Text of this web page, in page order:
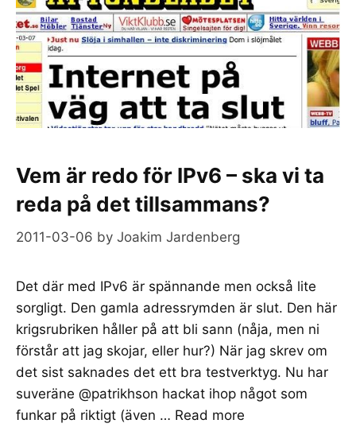
Vem är redo för IPv6 – ska vi ta
reda på det tillsammans?
2011-03-06 by Joakim Jardenberg
Det där med IPv6 är spännande men också lite
sorgligt. Den gamla adressrymden är slut. Den här
krigsrubriken håller på att bli sann (nåja, men ni
förstår att jag skojar, eller hur?) När jag skrev om
det sist saknades det ett bra testverktyg. Nu har
suveräne @patrikhson hackat ihop något som
funkar på riktigt (även … Read more